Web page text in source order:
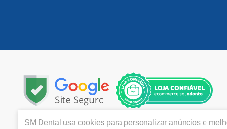
SM Dental usa cookies para personalizar anúncios e